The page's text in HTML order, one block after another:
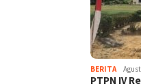
BERITA
PTPN IV